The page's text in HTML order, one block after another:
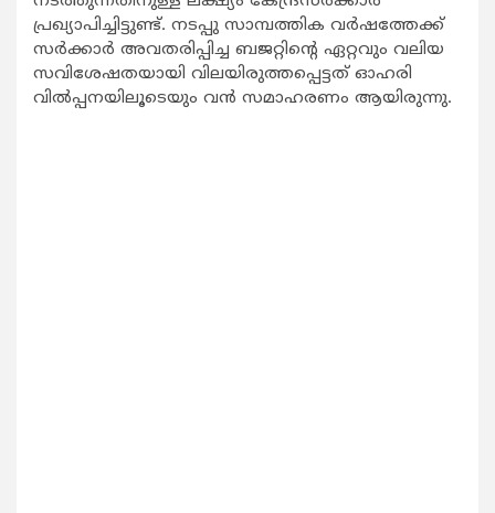
പ്രഖ്യാപിച്ചിട്ടുണ്ട്. നടപ്പു സാമ്പത്തിക വര്‍ഷത്തേക്ക്
സര്‍ക്കാര്‍ അവതരിപ്പിച്ച ബജറ്റിന്‍റെ ഏറ്റവും വലിയ
സവിശേഷതയായി വിലയിരുത്തപ്പെട്ടത് ഓഹരി
വില്‍പ്പനയിലൂടെയും വന്‍ സമാഹരണം ആയിരുന്നു.